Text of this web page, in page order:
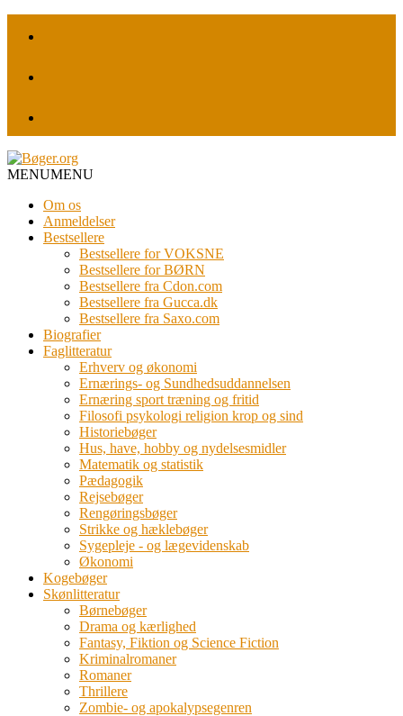
MENUMENU
Om os
Anmeldelser
Bestsellere
Bestsellere for VOKSNE
Bestsellere for BØRN
Bestsellere fra Cdon.com
Bestsellere fra Gucca.dk
Bestsellere fra Saxo.com
Biografier
Faglitteratur
Erhverv og økonomi
Ernærings- og Sundhedsuddannelsen
Ernæring sport træning og fritid
Filosofi psykologi religion krop og sind
Historiebøger
Hus, have, hobby og nydelsesmidler
Matematik og statistik
Pædagogik
Rejsebøger
Rengøringsbøger
Strikke og hæklebøger
Sygepleje - og lægevidenskab
Økonomi
Kogebøger
Skønlitteratur
Børnebøger
Drama og kærlighed
Fantasy, Fiktion og Science Fiction
Kriminalromaner
Romaner
Thrillere
Zombie- og apokalypsegenren